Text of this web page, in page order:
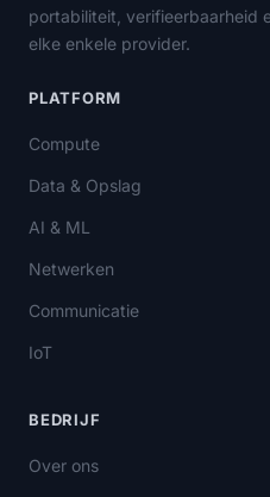
portabiliteit, verifieerbaarheid
elke enkele provider.
PLATFORM
Compute
Data & Opslag
AI & ML
Netwerken
Communicatie
IoT
BEDRIJF
Over ons